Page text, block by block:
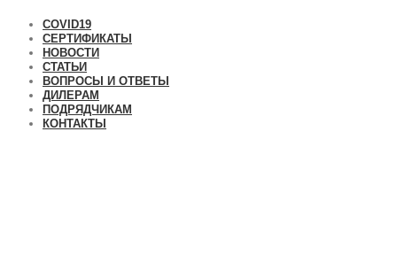
COVID19
СЕРТИФИКАТЫ
НОВОСТИ
СТАТЬИ
ВОПРОСЫ И ОТВЕТЫ
ДИЛЕРАМ
ПОДРЯДЧИКАМ
КОНТАКТЫ